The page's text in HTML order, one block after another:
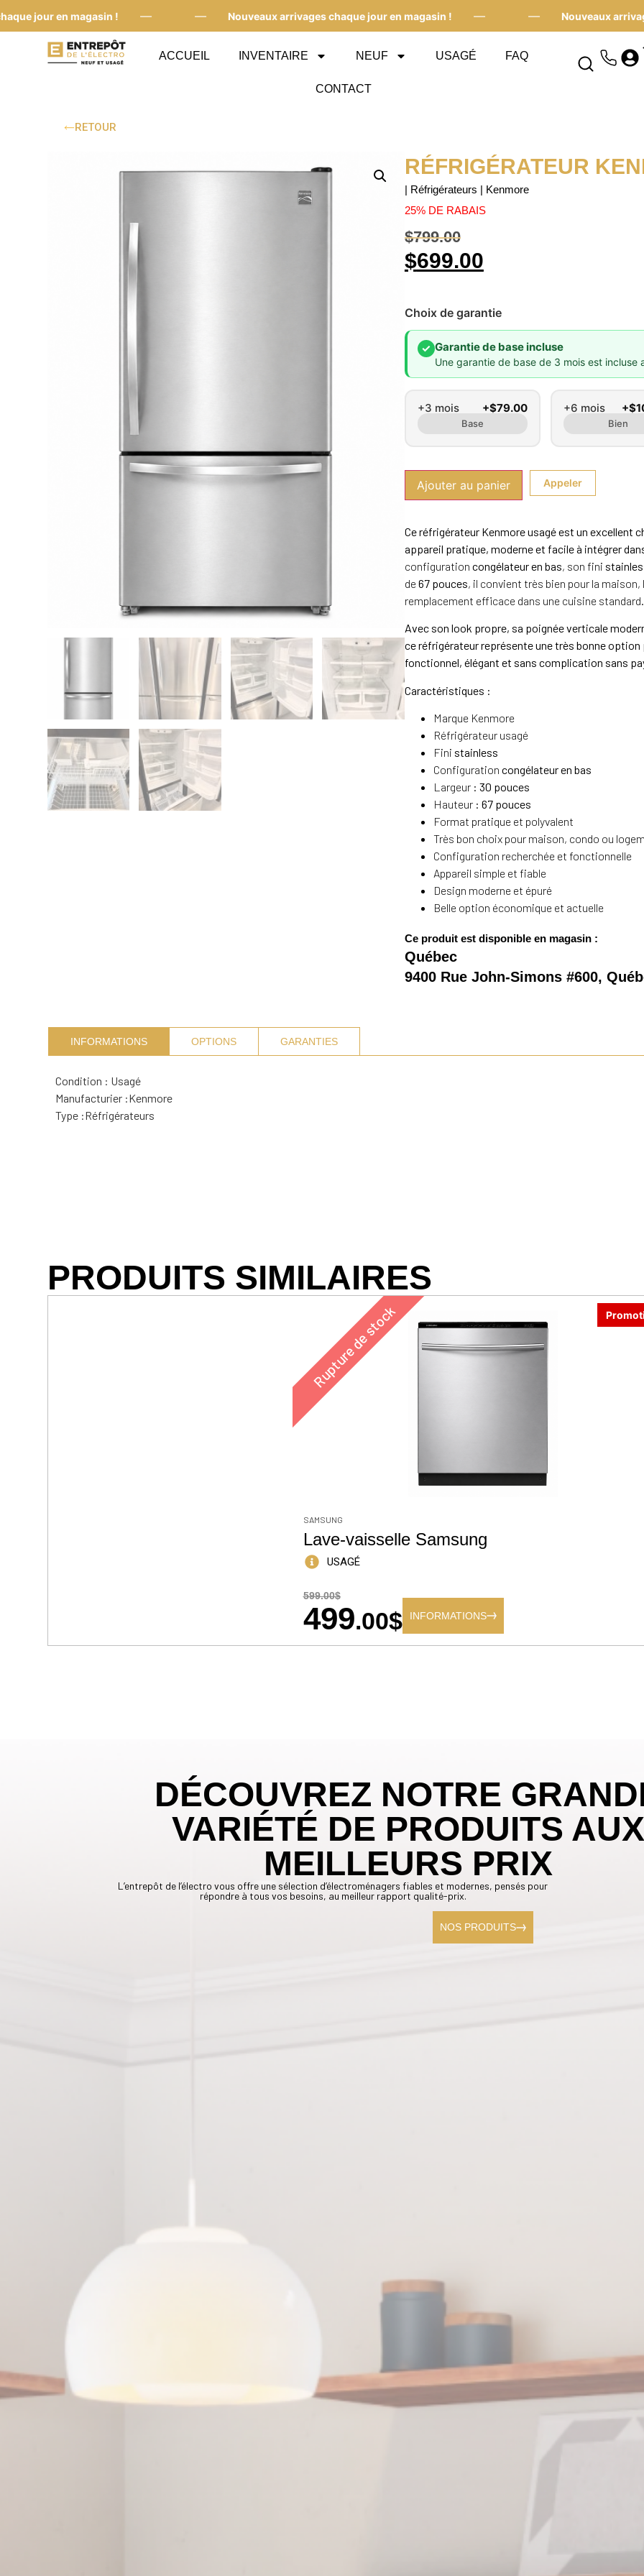
jour en magasin ! — Nouveaux arrivages chaque jour en magasin ! — Nouveaux arrivages
ACCUEIL INVENTAIRE NEUF USAGÉ FAQ
CONTACT
RETOUR
RÉFRIGÉRATEUR
| Réfrigérateurs | Kenmore
25% DE RABAIS
$799.00
$699.00
Choix de garantie
✓ Garantie de base incluse
Une garantie de base de 3 mois est incluse
+3 mois +$79.00
Base
+6 mois
Bien
Ajouter au panier Appeler
Ce réfrigérateur Kenmore usagé est un excellent
appareil pratique, moderne et facile à intégrer
configuration congélateur en bas, son fini
de 67 pouces, il convient très bien pour la
remplacement efficace dans une cuisine standard.
Avec son look propre, sa poignée verticale
ce réfrigérateur représente une très bonne option
fonctionnel, élégant et sans complication sans
Caractéristiques :
Marque Kenmore
Réfrigérateur usagé
Fini stainless
Configuration congélateur en bas
Largeur : 30 pouces
Hauteur : 67 pouces
Format pratique et polyvalent
Très bon choix pour maison, condo ou
Configuration recherchée et fonctionnelle
Appareil simple et fiable
Design moderne et épuré
Belle option économique et actuelle
Ce produit est disponible en magasin :
Québec
9400 Rue John-Simons #600,
INFORMATIONS OPTIONS GARANTIES
Condition : Usagé
Manufacturier :Kenmore
Type :Réfrigérateurs
PRODUITS SIMILAIRES
Rupture de stock
SAMSUNG
Lave-vaisselle Samsung
USAGÉ
599.00$
499.00$ INFORMATIONS
DÉCOUVREZ NOTRE
VARIÉTÉ DE PRODUITS AUX
MEILLEURS PRIX
L’entrepôt de l’électro vous offre une sélection d’électroménagers fiables et modernes, pensés pour
répondre à tous vos besoins, au meilleur rapport qualité-prix.
NOS PRODUITS